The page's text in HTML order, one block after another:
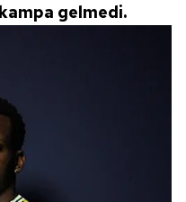
gelmedi.